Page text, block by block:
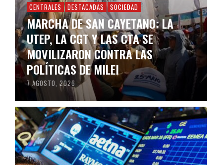
CENTRALES DESTACADAS SOCIEDAD
MARCHA DE SAN CAYETANO: LA
UTEP, LA CGT Y LAS CTA SE
MOVILIZARON CONTRA LAS
POLÍTICAS DE MILEI
7 AGOSTO, 2026